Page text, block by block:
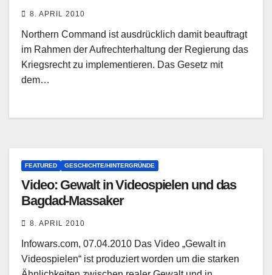
8. APRIL 2010
Northern Command ist ausdrücklich damit beauftragt
im Rahmen der Aufrechterhaltung der Regierung das
Kriegsrecht zu implementieren. Das Gesetz mit
dem…
FEATURED GESCHICHTE/HINTERGRÜNDE
Video: Gewalt in Videospielen und das
Bagdad-Massaker
8. APRIL 2010
Infowars.com, 07.04.2010 Das Video „Gewalt in
Videospielen“ ist produziert worden um die starken